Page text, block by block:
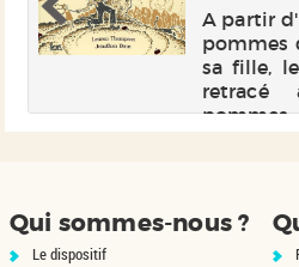
A partir
pommes
sa fille,
retracé
pommes
par les
Qui sommes-nous ?
Le dispositif